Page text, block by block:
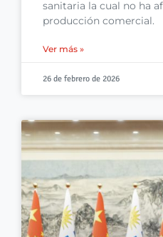
sanitaria la cual no ha
producción comercial.
Ver más »
26 de febrero de 2026